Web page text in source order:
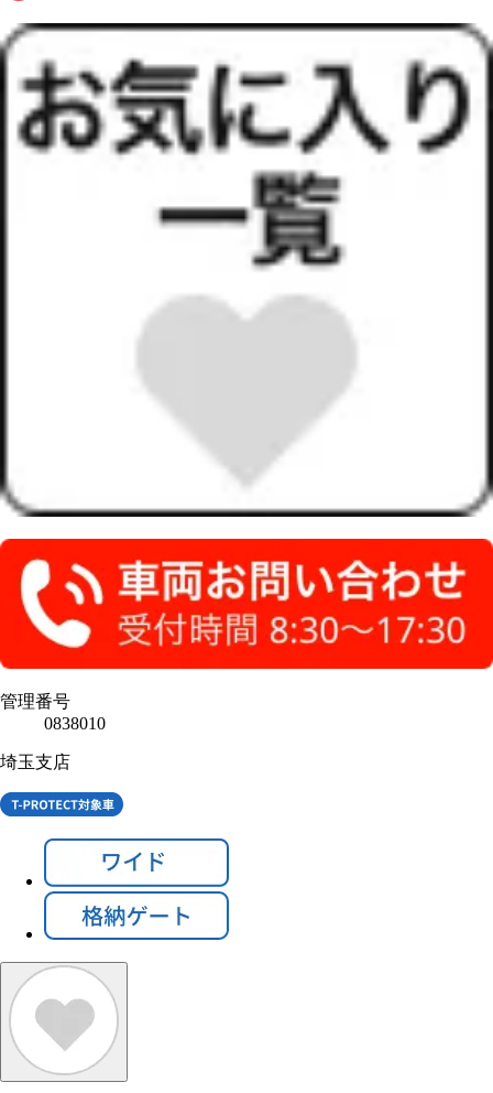
管理番号
0838010
埼玉支店